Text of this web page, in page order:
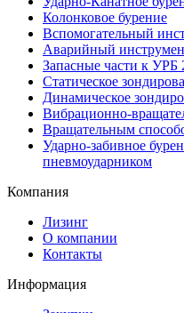
Колонковое бурение
Вспомогательный
Аварийный
Запасные части к УРБ
Статическое
Динамическое
Вибрационно-
Вращательным
Ударно-забивное
пневмоударником
Компания
Лизинг
О компании
Контакты
Информация